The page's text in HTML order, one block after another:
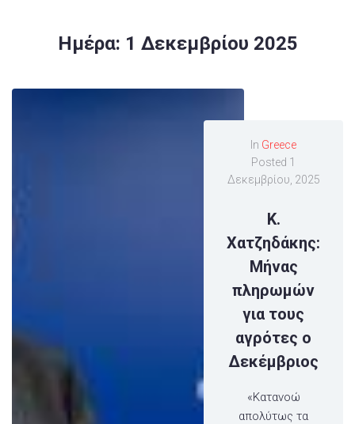
Ημέρα: 1 Δεκεμβρίου 2025
In Greece
Posted 1
Δεκεμβρίου, 2025
Κ.
Χατζηδάκης:
Μήνας
πληρωμών
για τους
αγρότες ο
Δεκέμβριος
«Κατανοώ
απολύτως τα